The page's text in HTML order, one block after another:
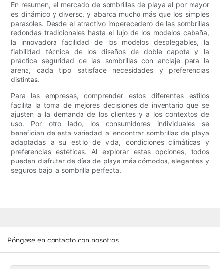
En resumen, el mercado de sombrillas de playa al por mayor
es dinámico y diverso, y abarca mucho más que los simples
parasoles. Desde el atractivo imperecedero de las sombrillas
redondas tradicionales hasta el lujo de los modelos cabaña,
la innovadora facilidad de los modelos desplegables, la
fiabilidad técnica de los diseños de doble capota y la
práctica seguridad de las sombrillas con anclaje para la
arena, cada tipo satisface necesidades y preferencias
distintas.
Para las empresas, comprender estos diferentes estilos
facilita la toma de mejores decisiones de inventario que se
ajusten a la demanda de los clientes y a los contextos de
uso. Por otro lado, los consumidores individuales se
benefician de esta variedad al encontrar sombrillas de playa
adaptadas a su estilo de vida, condiciones climáticas y
preferencias estéticas. Al explorar estas opciones, todos
pueden disfrutar de días de playa más cómodos, elegantes y
seguros bajo la sombrilla perfecta.
Póngase en contacto con nosotros